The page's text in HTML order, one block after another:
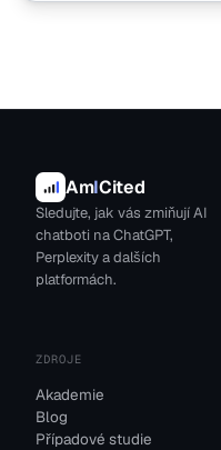
AmICited
Sledujte, jak vás zmiňují AI
chatboti na ChatGPT,
Perplexity a dalších
platformách.
ZDROJE
Akademie
Blog
Případové studie